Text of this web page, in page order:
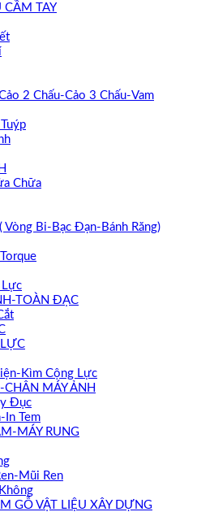
CẦM TAY
2 Chấu-Cảo 3 Chấu-Vam
Chữa
Vòng Bi-Bạc Đạn-Bánh Răng)
Lực
TOÀN ĐẠC
Kìm Cộng Lực
CHÂN MÁY ẢNH
Đục
In Tem
MÁY RUNG
Mũi Ren
GỖ VẬT LIỆU XÂY DỰNG